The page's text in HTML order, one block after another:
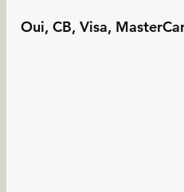
Oui, CB, Visa,